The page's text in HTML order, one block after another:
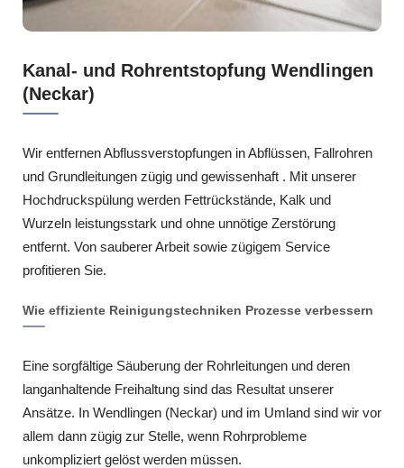
Kanal- und Rohrentstopfung Wendlingen
(Neckar)
Wir entfernen Abflussverstopfungen in Abflüssen, Fallrohren
und Grundleitungen zügig und gewissenhaft . Mit unserer
Hochdruckspülung werden Fettrückstände, Kalk und
Wurzeln leistungsstark und ohne unnötige Zerstörung
entfernt. Von sauberer Arbeit sowie zügigem Service
profitieren Sie.
Wie effiziente Reinigungstechniken Prozesse verbessern
Eine sorgfältige Säuberung der Rohrleitungen und deren
langanhaltende Freihaltung sind das Resultat unserer
Ansätze. In Wendlingen (Neckar) und im Umland sind wir vor
allem dann zügig zur Stelle, wenn Rohrprobleme
unkompliziert gelöst werden müssen.